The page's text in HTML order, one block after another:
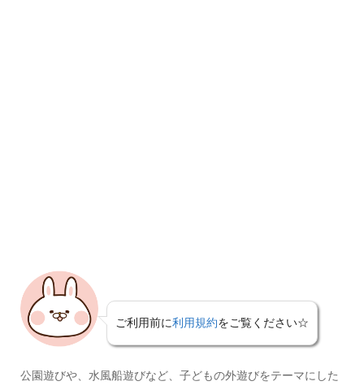
ご利用前に利用規約をご覧ください☆
公園遊びや、水風船遊びなど、子どもの外遊びをテーマにした